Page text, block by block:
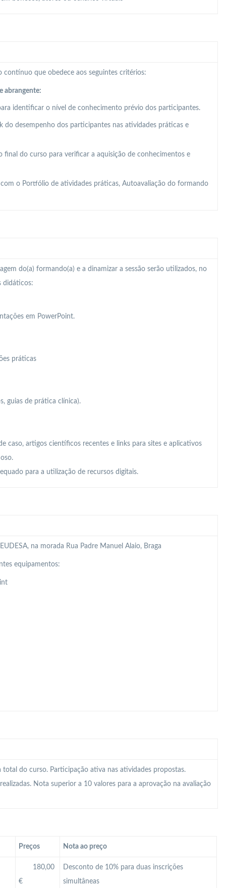
contínuo que obedece aos seguintes critérios:
abrangente:
identificar o nível de conhecimento prévio dos participantes.
do desempenho dos participantes nas atividades práticas e
final do curso para verificar a aquisição de conhecimentos e
o Portfólio de atividades práticas, Autoavaliação do formando
do(a) formando(a) e a dinamizar a sessão serão utilizados, no
didáticos:
em PowerPoint.
práticas
guias de prática clínica).
caso, artigos científicos recentes e links para sites e aplicativos
para a utilização de recursos digitais.
na morada Rua Padre Manuel Alaio, Braga
equipamentos:
total do curso. Participação ativa nas atividades propostas.
Nota superior a 10 valores para a aprovação na avaliação
Preços Nota ao preço
180,00
€
Desconto de 10% para duas inscrições
simultâneas